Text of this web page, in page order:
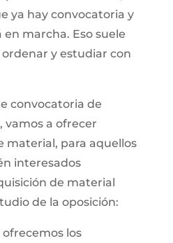
ya hay convocatoria y
marcha. Eso suele
y estudiar con
convocatoria de
vamos a ofrecer
material, para aquellos
interesados
de material
de la oposición:
los